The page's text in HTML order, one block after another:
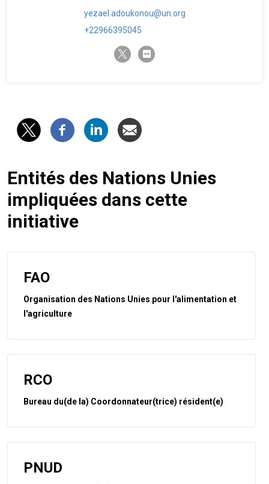
yezael.adoukonou@un.org
+22966395045
twitter-x flickr
Entités des Nations Unies
impliquées dans cette
initiative
FAO
Organisation des Nations Unies pour l'alimentation et
l'agriculture
RCO
Bureau du(de la) Coordonnateur(trice) résident(e)
PNUD